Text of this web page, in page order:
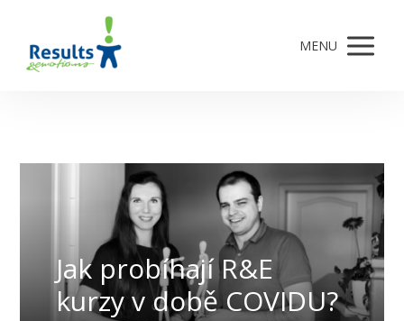
MENU
Jak probíhají R&E
kurzy v době COVIDU?